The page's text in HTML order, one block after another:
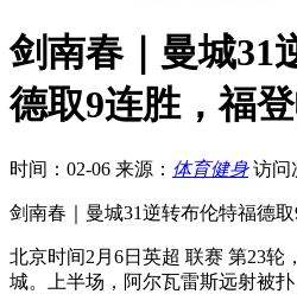
剑南春｜曼城31
德取9连胜，福
时间：02-06 来源： 体育健身 访问
剑南春｜曼城31逆转布伦特福德
北京时间2月6日英超 联赛 第23轮
城。上半场，阿尔瓦雷斯远射被